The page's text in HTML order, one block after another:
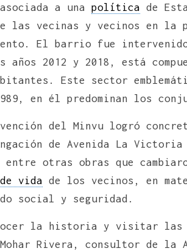
a una política de
las vecinas y vecinos en la
El barrio fue
años 2012 y 2018, está
Este sector
en él predominan los
del Minvu logró
de Avenida La
entre otras obras que
vida de los vecinos, en
social y seguridad.
la historia y visitar las
Rivera, consultor de la